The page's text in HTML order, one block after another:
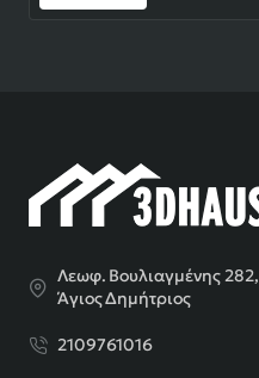
Λεωφ. Βουλιαγμένης 282,
Άγιος Δημήτριος
2109761016